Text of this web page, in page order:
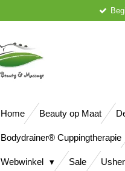
Home Beauty op Maat
Bodydrainer® Cuppingtherapie
Webwinkel Sale Usher